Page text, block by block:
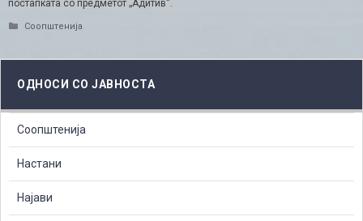
постапката со предметот „Адитив“.
Categories
Соопштенија
ОДНОСИ СО ЈАВНОСТА
Соопштенија
Настани
Најави